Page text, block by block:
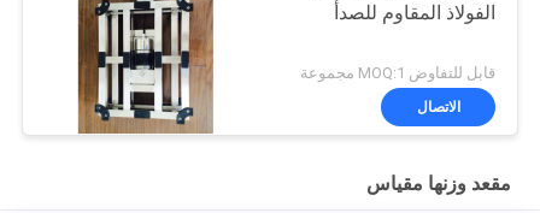
الفولاذ المقاوم للصدأ
قابل للتفاوض MOQ:1 مجموعة
الاتصال
مقعد وزنها مقياس